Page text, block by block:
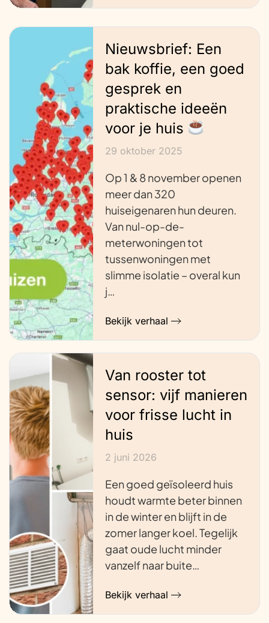
Nieuwsbrief: Een
bak koffie, een goed
gesprek en
praktische ideeën
voor je huis
29 oktober 2025
Op 1 & 8 november openen
meer dan 320
huiseigenaren hun deuren.
Van nul-op-de-
meterwoningen tot
tussenwoningen met
slimme isolatie – overal kun
j…
Bekijk verhaal
Van rooster tot
sensor: vijf manieren
voor frisse lucht in
huis
2 juni 2026
Een goed geïsoleerd huis
houdt warmte beter binnen
in de winter en blijft in de
zomer langer koel. Tegelijk
gaat oude lucht minder
vanzelf naar buite…
Bekijk verhaal